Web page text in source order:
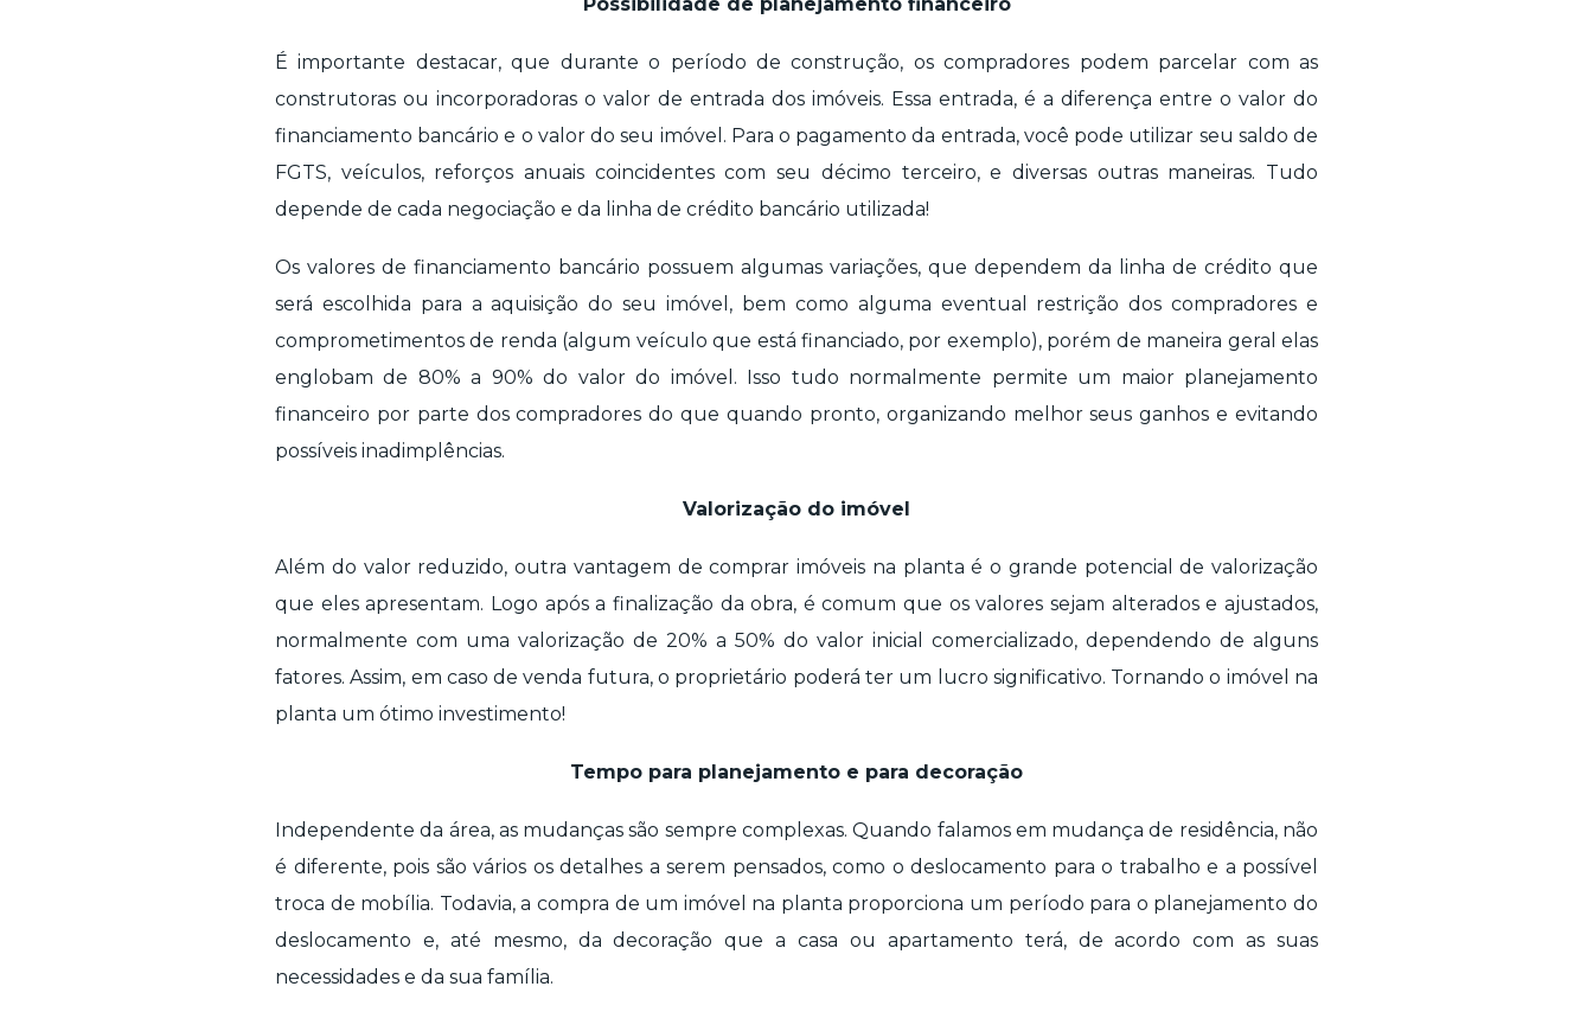
É importante destacar, que durante o período de construção, os compradores podem parcelar com as
construtoras ou incorporadoras o valor de entrada dos imóveis. Essa entrada, é a diferença entre o valor do
financiamento bancário e o valor do seu imóvel. Para o pagamento da entrada, você pode utilizar seu saldo de
FGTS, veículos, reforços anuais coincidentes com seu décimo terceiro, e diversas outras maneiras. Tudo
depende de cada negociação e da linha de crédito bancário utilizada!
Os valores de financiamento bancário possuem algumas variações, que dependem da linha de crédito que
será escolhida para a aquisição do seu imóvel, bem como alguma eventual restrição dos compradores e
comprometimentos de renda (algum veículo que está financiado, por exemplo), porém de maneira geral elas
englobam de 80% a 90% do valor do imóvel. Isso tudo normalmente permite um maior planejamento
financeiro por parte dos compradores do que quando pronto, organizando melhor seus ganhos e evitando
possíveis inadimplências.
Valorização do imóvel
Além do valor reduzido, outra vantagem de comprar imóveis na planta é o grande potencial de valorização
que eles apresentam. Logo após a finalização da obra, é comum que os valores sejam alterados e ajustados,
normalmente com uma valorização de 20% a 50% do valor inicial comercializado, dependendo de alguns
fatores. Assim, em caso de venda futura, o proprietário poderá ter um lucro significativo. Tornando o imóvel na
planta um ótimo investimento!
Tempo para planejamento e para decoração
Independente da área, as mudanças são sempre complexas. Quando falamos em mudança de residência, não
é diferente, pois são vários os detalhes a serem pensados, como o deslocamento para o trabalho e a possível
troca de mobília. Todavia, a compra de um imóvel na planta proporciona um período para o planejamento do
deslocamento e, até mesmo, da decoração que a casa ou apartamento terá, de acordo com as suas
necessidades e da sua família.